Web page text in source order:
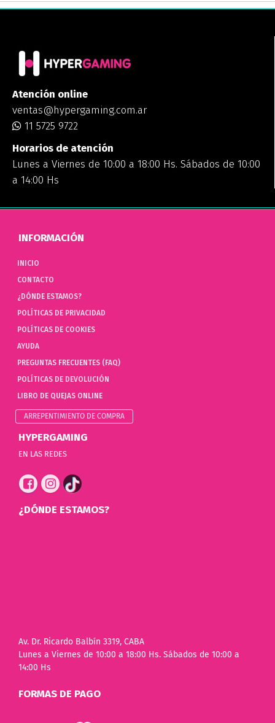
Atención online
ventas@hypergaming.com.ar
11 5725 9722
Horarios de atención
Lunes a Viernes de 10:00 a 18:00 Hs. Sábados de 10:00
a 14:00 Hs
INFORMACIÓN
INICIO
CONTACTO
¿DÓNDE ESTAMOS?
POLÍTICAS DE PRIVACIDAD
POLÍTICAS DE COOKIES
AYUDA
PREGUNTAS FRECUENTES (FAQ)
POLÍTICAS DE DEVOLUCIÓN
LIBRO DE QUEJAS ONLINE
ARREPENTIMIENTO DE COMPRA
HYPERGAMING
EN LAS REDES
¿DÓNDE ESTAMOS?
Av. Dr. Ricardo Balbín 3319, CABA
Lunes a Viernes de 10:00 a 18:00 Hs. Sábados de 10:00 a
14:00 Hs
FORMAS DE PAGO